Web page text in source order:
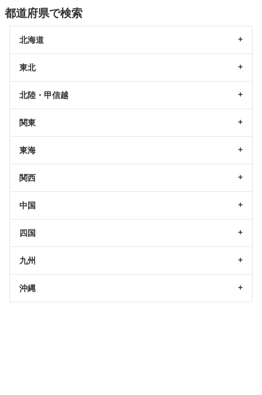
都道府県で検索
北海道
東北
北陸・甲信越
関東
東海
関西
中国
四国
九州
沖縄